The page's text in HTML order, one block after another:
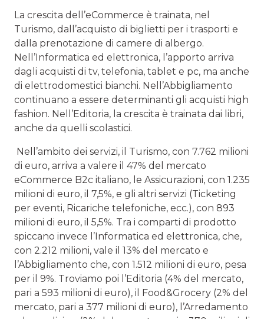
La crescita dell’eCommerce è trainata, nel
Turismo, dall’acquisto di biglietti per i trasporti e
dalla prenotazione di camere di albergo.
Nell’Informatica ed elettronica, l’apporto arriva
dagli acquisti di tv, telefonia, tablet e pc, ma anche
di elettrodomestici bianchi. Nell’Abbigliamento
continuano a essere determinanti gli acquisti high
fashion. Nell’Editoria, la crescita è trainata dai libri,
anche da quelli scolastici.
Nell’ambito dei servizi, il Turismo, con 7.762 milioni
di euro, arriva a valere il 47% del mercato
eCommerce B2c italiano, le Assicurazioni, con 1.235
milioni di euro, il 7,5%, e gli altri servizi (Ticketing
per eventi, Ricariche telefoniche, ecc.), con 893
milioni di euro, il 5,5%. Tra i comparti di prodotto
spiccano invece l’Informatica ed elettronica, che,
con 2.212 milioni, vale il 13% del mercato e
l’Abbigliamento che, con 1.512 milioni di euro, pesa
per il 9%. Troviamo poi l’Editoria (4% del mercato,
pari a 593 milioni di euro), il Food&Grocery (2% del
mercato, pari a 377 milioni di euro), l’Arredamento